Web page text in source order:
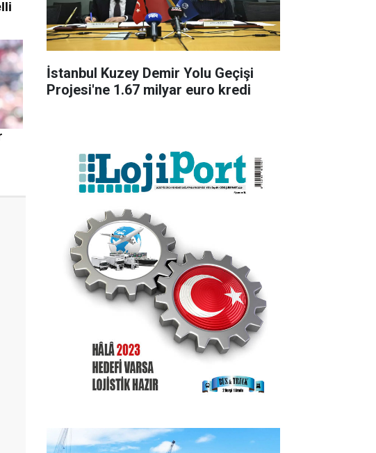
İstanbul Kuzey Demir Yolu Geçişi
Projesi'ne 1.67 milyar euro kredi